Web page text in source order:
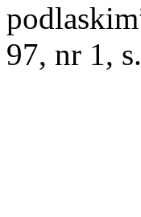
97, nr 1,